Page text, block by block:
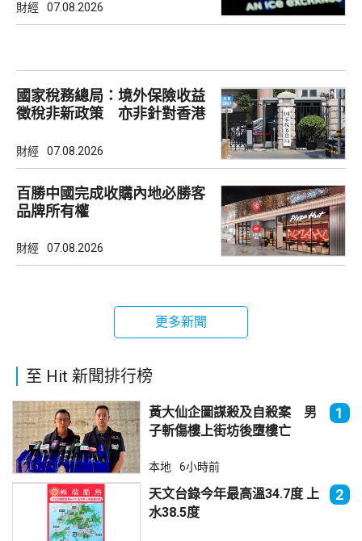
財經 07.08.2026
國家稅務總局：境外保險收益
徵稅非新政策 亦非針對香港
財經 07.08.2026
百勝中國完成收購內地必勝客
品牌所有權
財經 07.08.2026
更多新聞
至 Hit 新聞排行榜
黃大仙企圖謀殺及自殺案 男
子斬傷樓上街坊後墮樓亡
1
本地 6小時前
天文台錄今年最高溫34.7度 上
水38.5度
2